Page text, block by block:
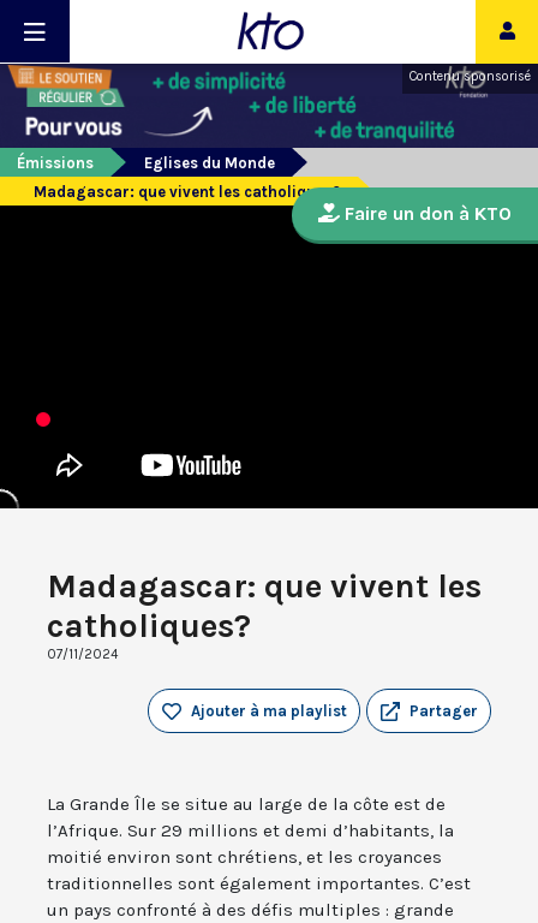
Contenu sponsorisé
Émissions
Eglises du Monde
Madagascar: que vivent les catholiques?
Madagascar: que vivent les
catholiques?
07/11/2024
Partager
Ajouter à ma playlist
La Grande Île se situe au large de la côte est de
l’Afrique. Sur 29 millions et demi d’habitants, la
moitié environ sont chrétiens, et les croyances
traditionnelles sont également importantes. C’est
un pays confronté à des défis multiples : grande
Faire un don à KTO